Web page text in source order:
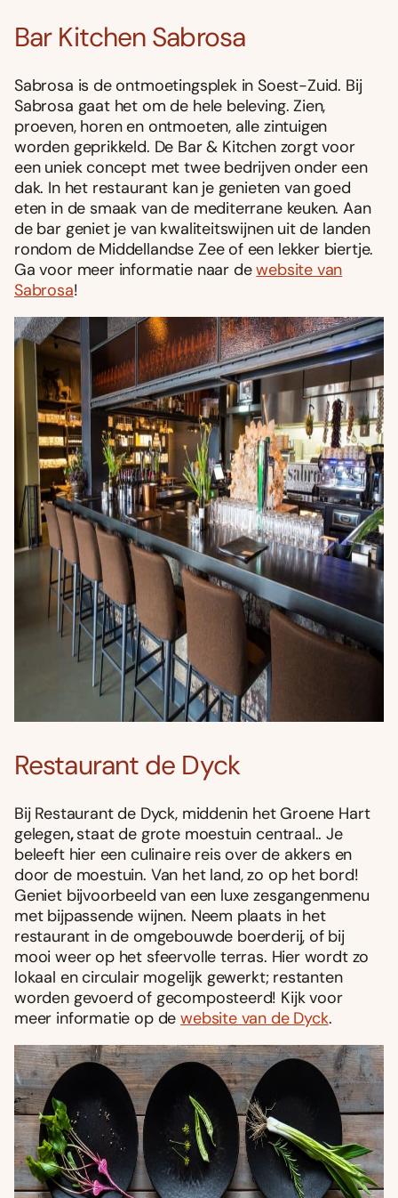
Bar Kitchen Sabrosa
Sabrosa is de ontmoetingsplek in Soest-Zuid. Bij
Sabrosa gaat het om de hele beleving. Zien,
proeven, horen en ontmoeten, alle zintuigen
worden geprikkeld. De Bar & Kitchen zorgt voor
een uniek concept met twee bedrijven onder een
dak. In het restaurant kan je genieten van goed
eten in de smaak van de mediterrane keuken. Aan
de bar geniet je van kwaliteitswijnen uit de landen
rondom de Middellandse Zee of een lekker biertje.
Ga voor meer informatie naar dewebsite van
Sabrosa!
Restaurant de Dyck
Bij Restaurant de Dyck, middenin het Groene Hart
gelegen,staat de grote moestuin centraal.. Je
beleeft hier een culinaire reis over de akkers en
door de moestuin. Van het land, zo op het bord!
Geniet bijvoorbeeld van een luxe zesgangenmenu
met bijpassende wijnen. Neem plaats in het
restaurant in de omgebouwde boerderij, of bij
mooi weer op het sfeervolle terras. Hier wordt zo
lokaal en circulair mogelijk gewerkt; restanten
worden gevoerd of gecomposteerd! Kijk voor
meer informatie op dewebsite van de Dyck.